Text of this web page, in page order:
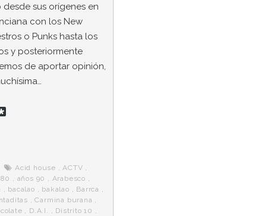
sus orígenes en
con los New
o Punks hasta los
y posteriormente
de aportar opinión,
r
a
Acid house ,ACTV ,
, años 90 , Arabesco ,
, bacalao , bakalao , Barrca ,
,Carmina burana ,
, D.A.I. , Distrito 10 ,